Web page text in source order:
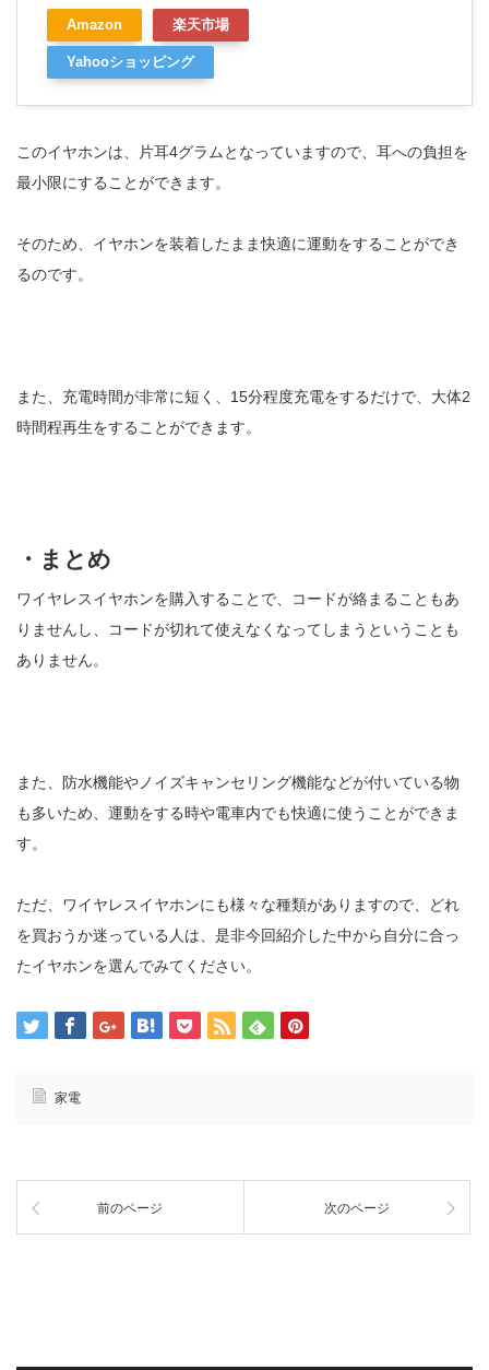
Amazon 楽天市場
Yahooショッピング
このイヤホンは、片耳4グラムとなっていますので、耳への負担を
最小限にすることができます。
そのため、イヤホンを装着したまま快適に運動をすることができ
るのです。
また、充電時間が非常に短く、15分程度充電をするだけで、大体2
時間程再生をすることができます。
・まとめ
ワイヤレスイヤホンを購入することで、コードが絡まることもあ
りませんし、コードが切れて使えなくなってしまうということも
ありません。
また、防水機能やノイズキャンセリング機能などが付いている物
も多いため、運動をする時や電車内でも快適に使うことができま
す。
ただ、ワイヤレスイヤホンにも様々な種類がありますので、どれ
を買おうか迷っている人は、是非今回紹介した中から自分に合っ
たイヤホンを選んでみてください。
家電
前のページ 次のページ